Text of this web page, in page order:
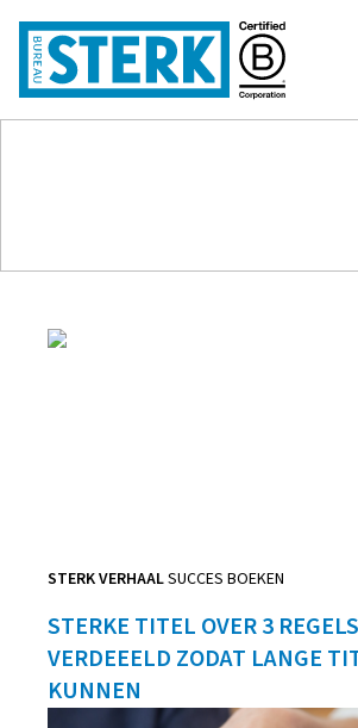
STERK VERHAALSUCCES BOEKEN
STERKE TITEL OVER 3 REGELS
VERDEEELD ZODAT LANGE
KUNNEN